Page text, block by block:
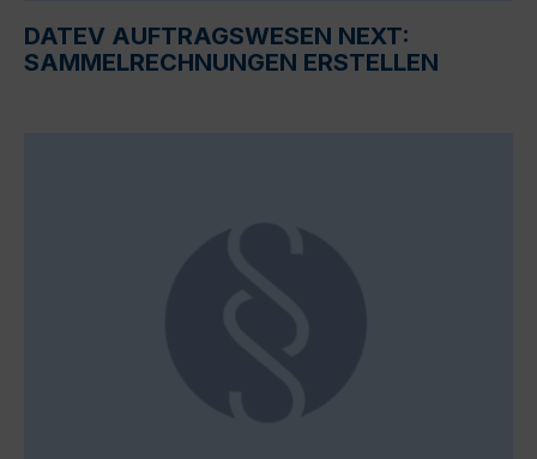
DATEV AUFTRAGSWESEN NEXT:
SAMMELRECHNUNGEN ERSTELLEN